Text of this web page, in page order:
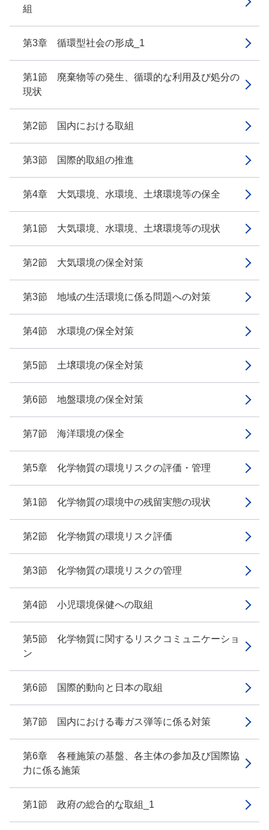
組
第3章 循環型社会の形成_1
第1節 廃棄物等の発生、循環的な利用及び処分の
現状
第2節 国内における取組
第3節 国際的取組の推進
第4章 大気環境、水環境、土壌環境等の保全
第1節 大気環境、水環境、土壌環境等の現状
第2節 大気環境の保全対策
第3節 地域の生活環境に係る問題への対策
第4節 水環境の保全対策
第5節 土壌環境の保全対策
第6節 地盤環境の保全対策
第7節 海洋環境の保全
第5章 化学物質の環境リスクの評価・管理
第1節 化学物質の環境中の残留実態の現状
第2節 化学物質の環境リスク評価
第3節 化学物質の環境リスクの管理
第4節 小児環境保健への取組
第5節 化学物質に関するリスクコミュニケーショ
ン
第6節 国際的動向と日本の取組
第7節 国内における毒ガス弾等に係る対策
第6章 各種施策の基盤、各主体の参加及び国際協
力に係る施策
第1節 政府の総合的な取組_1